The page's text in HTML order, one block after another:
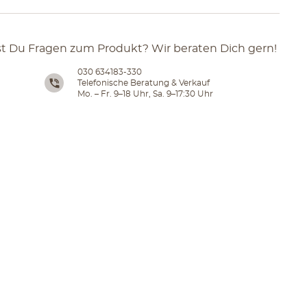
Du Fragen zum Produkt? Wir beraten Dich gern!
030 634183-330
Telefonische Beratung & Verkauf
Mo. – Fr. 9–18 Uhr, Sa. 9–17:30 Uhr